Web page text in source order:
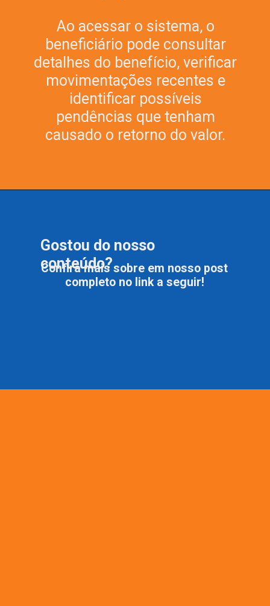
Ao acessar o sistema, o
beneficiário pode consultar
detalhes do benefício, verificar
movimentações recentes e
identificar possíveis
pendências que tenham
causado o retorno do valor.
Gostou do nosso
conteúdo?
Confira mais sobre em nosso post
completo no link a seguir!